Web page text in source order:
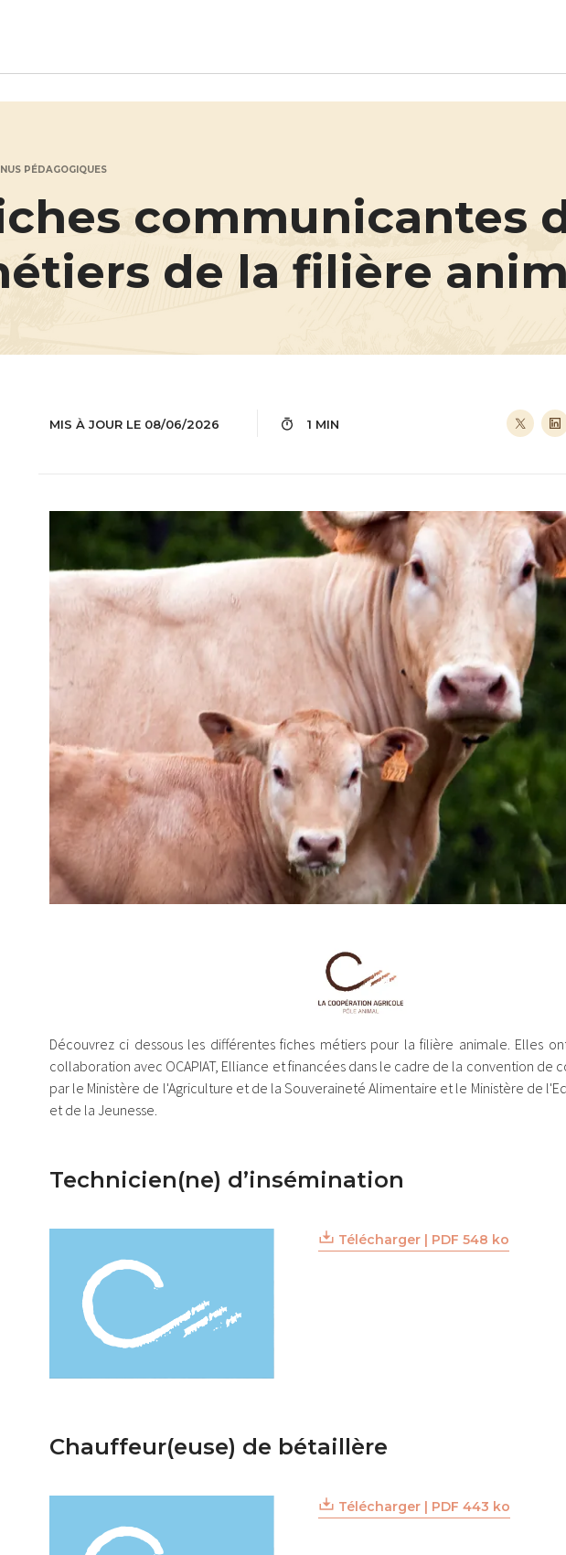
PÉDAGOGIQUES
communicantes
de la filière
MIS À JOUR LE 08/06/2026 1 MIN
Découvrez ci dessous les différentes fiches métiers pour la filière animale. Elles
collaboration avec OCAPIAT, Elliance et financées dans le cadre de la convention de
par le Ministère de l'Agriculture et de la Souveraineté Alimentaire et le Ministère de
et de la Jeunesse.
Technicien(ne) d’insémination
Télécharger | PDF 548 ko
Chauffeur(euse) de bétaillère
Télécharger | PDF 443 ko